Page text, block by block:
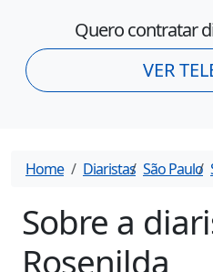
Quero contratar
VER
Home Diaristas São Paulo
Sobre a
Rosenilda